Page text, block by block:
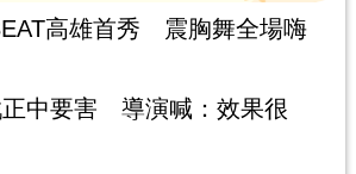
高雄首秀 震胸舞全場嗨
正中要害 導演喊：效果很